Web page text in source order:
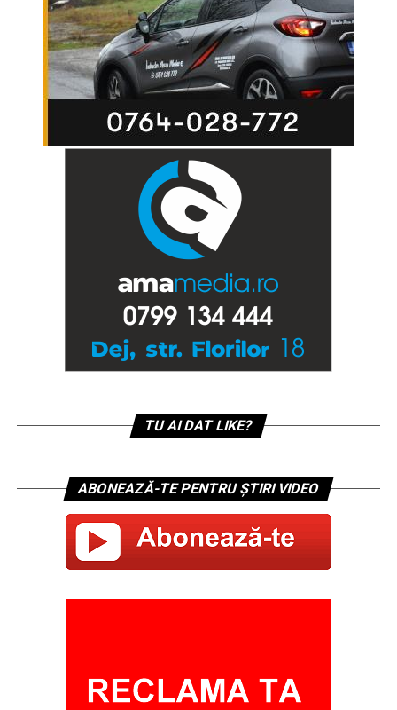
TU AI DAT LIKE?
ABONEAZĂ-TE PENTRU ȘTIRI VIDEO